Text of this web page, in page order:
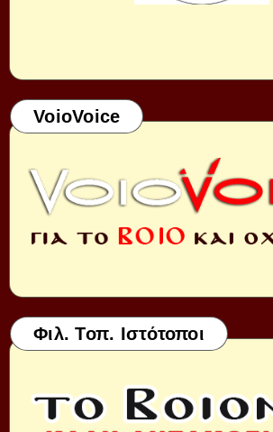
VoioVoice
Φιλ. Τοπ. Ιστότοποι